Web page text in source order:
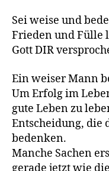
Sei weise und
Frieden und Fülle
Gott DIR
Ein weiser Mann
Um Erfolg im
gute Leben zu
Entscheidung, die
bedenken.
Manche Sachen
gerade jetzt wie